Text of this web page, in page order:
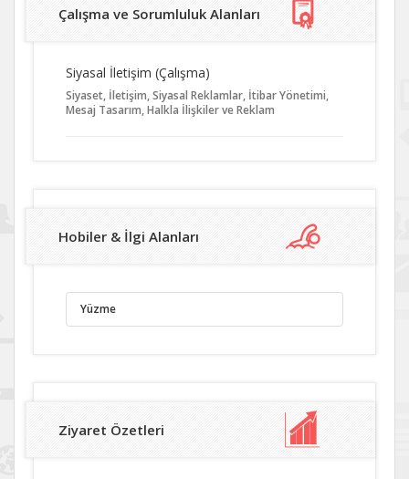
Çalışma ve Sorumluluk Alanları
Siyasal İletişim (Çalışma)
Siyaset, İletişim, Siyasal Reklamlar, İtibar Yönetimi,
Mesaj Tasarım, Halkla İlişkiler ve Reklam
Hobiler & İlgi Alanları
Yüzme
Ziyaret Özetleri